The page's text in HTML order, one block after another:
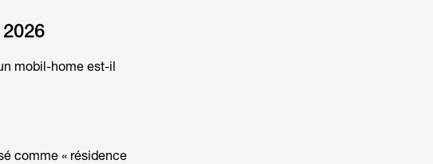
mobil-homeest-il
comme « résidence